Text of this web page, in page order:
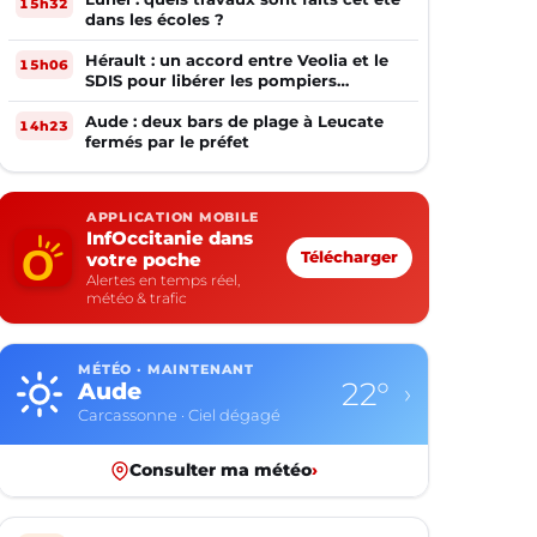
dans les écoles ?
15h06
Hérault : un accord entre Veolia et le
SDIS pour libérer les pompiers
volontaires
14h23
Aude : deux bars de plage à Leucate
fermés par le préfet
APPLICATION MOBILE
InfOccitanie dans
votre poche
Alertes en temps réel,
météo & trafic
Télécharger
MÉTÉO · MAINTENANT
Aude
Carcassonne · Ciel dégagé
22° ›
Consulter ma météo›